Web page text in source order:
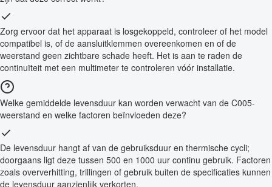
Zorg ervoor dat het apparaat is losgekoppeld, controleer of het model
compatibel is, of de aansluitklemmen overeenkomen en of de
weerstand geen zichtbare schade heeft. Het is aan te raden de
continuïteit met een multimeter te controleren vóór installatie.
Welke gemiddelde levensduur kan worden verwacht van de C005-
weerstand en welke factoren beïnvloeden deze?
De levensduur hangt af van de gebruiksduur en thermische cycli;
doorgaans ligt deze tussen 500 en 1000 uur continu gebruik. Factoren
zoals oververhitting, trillingen of gebruik buiten de specificaties kunnen
de levensduur aanzienlijk verkorten.